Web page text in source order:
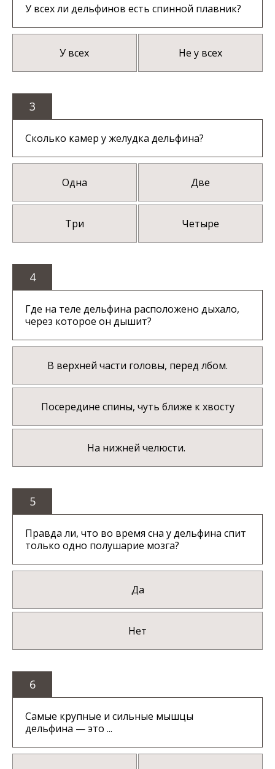
У всех ли дельфинов есть спинной плавник?
У всех Не у всех
3
Сколько камер у желудка дельфина?
Одна Две
Три Четыре
4
Где на теле дельфина расположено дыхало,
через которое он дышит?
В верхней части головы, перед лбом.
Посередине спины, чуть ближе к хвосту
На нижней челюсти.
5
Правда ли, что во время сна у дельфина спит
только одно полушарие мозга?
Да
Нет
6
Самые крупные и сильные мышцы
дельфина — это ...